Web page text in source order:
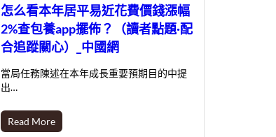
怎么看本年居平易近花費價錢漲幅
2%查包養app擺佈？（讀者點題·配
合追蹤關心）_中國網
當局任務陳述在本年成長重要預期目的中提
出…
Read More